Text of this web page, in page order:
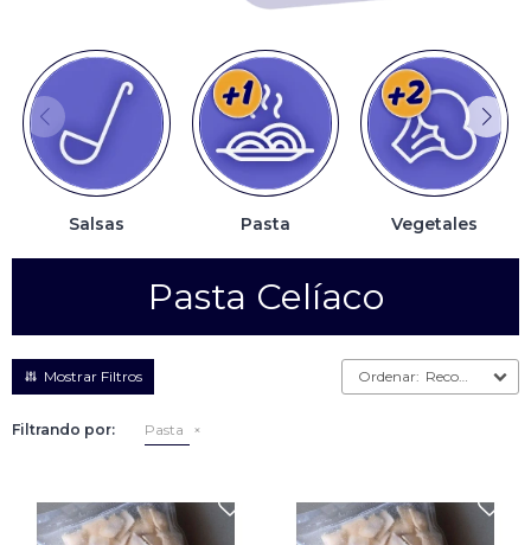
Salsas Pasta Vegetales
Pasta Celíaco
Recomendados
Filtrando por: Pasta
Smoothies
Fruta congelada
Pulpas
Pizzas
Otros
Arrolladitos primavera
Croquetas
Otros
Bastones
Especialidades
Ravioles
Tallarines
Nuggets
Rebozados